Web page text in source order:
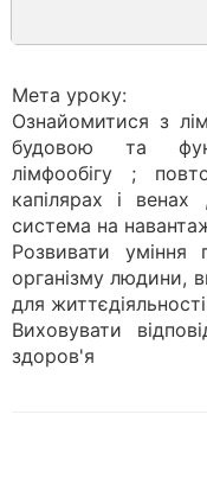
Мета уроку:
Ознайомитися з
будовою та
лімфообігу ;
капілярах і
система на
Розвивати уміння
організму людини,
для
Виховувати
здоров'я